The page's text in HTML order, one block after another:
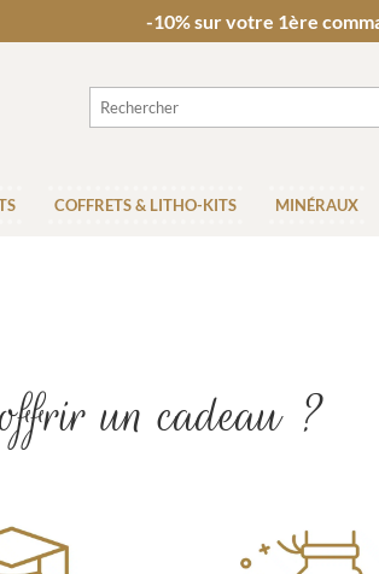
-10% sur votre 1ère
COFFRETS & LITHO-KITS MINÉRAUX
un cadeau ?